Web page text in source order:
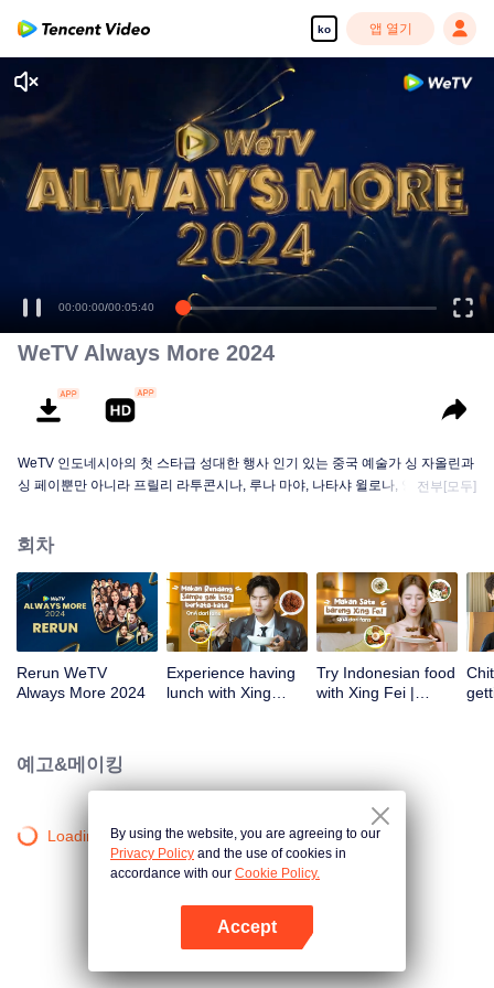
ko 앱 열기
00:00:01/00:05:40
WeTV Always More 2024
WeTV 인도네시아의 첫 스타급 성대한 행사 인기 있는 중국 예술가 싱 자올린과
싱 페이뿐만 아니라 프릴리 라투콘시나, 루나 마야, 나타샤 윌로나, 앙가 유난다,
아는 내년에 방송될 위TV 오리지널 시리즈도 발표했다.
전부[모두]
회차
Rerun WeTV
Always More 2024
Experience having
lunch with Xing
Try Indonesian food
with Xing Fei |
예고&메이킹
Loading…By using the website, you are agreeing to our
Privacy Policy and the use of cookies in
accordance with our Cookie Policy.
Accept